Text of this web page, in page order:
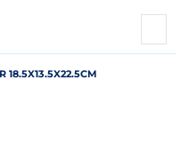
18.5X13.5X22.5CM